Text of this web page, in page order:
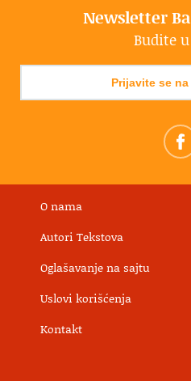
Newsletter
Budite
Prijavite se
O nama
Autori Tekstova
Oglašavanje na sajtu
Uslovi korišćenja
Kontakt